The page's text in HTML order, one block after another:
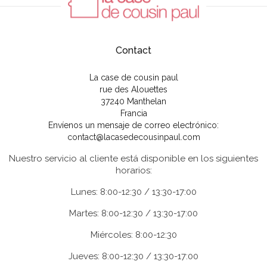
Contact
La case de cousin paul
rue des Alouettes
37240 Manthelan
Francia
Envíenos un mensaje de correo electrónico:
contact@lacasedecousinpaul.com
Nuestro servicio al cliente está disponible en los siguientes
horarios:
Lunes: 8:00-12:30 / 13:30-17:00
Martes: 8:00-12:30 / 13:30-17:00
Miércoles: 8:00-12:30
Jueves: 8:00-12:30 / 13:30-17:00